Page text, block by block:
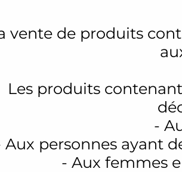
vente de produits
Les produits
-
Aux personnes ayant
- Aux femmes